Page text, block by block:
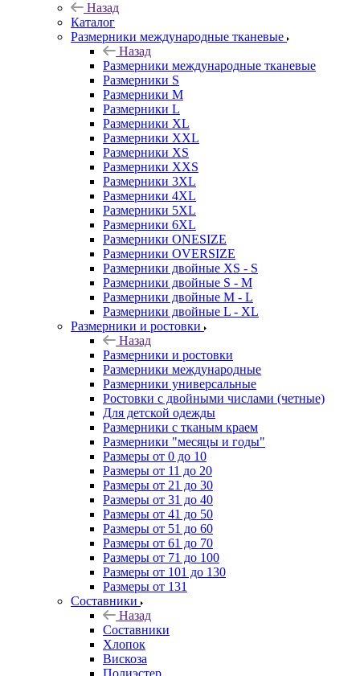
Назад
Каталог
Размерники международные тканевые
Назад
Размерники международные тканевые
Размерники S
Размерники M
Размерники L
Размерники XL
Размерники XXL
Размерники XS
Размерники XXS
Размерники 3XL
Размерники 4XL
Размерники 5XL
Размерники 6XL
Размерники ONESIZE
Размерники OVERSIZE
Размерники двойные XS - S
Размерники двойные S - M
Размерники двойные M - L
Размерники двойные L - XL
Размерники и ростовки
Назад
Размерники и ростовки
Размерники международные
Размерники универсальные
Ростовки с двойными числами (четные)
Для детской одежды
Размерники с тканым краем
Размерники "месяцы и годы"
Размеры от 0 до 10
Размеры от 11 до 20
Размеры от 21 до 30
Размеры от 31 до 40
Размеры от 41 до 50
Размеры от 51 до 60
Размеры от 61 до 70
Размеры от 71 до 100
Размеры от 101 до 130
Размеры от 131
Составники
Назад
Составники
Хлопок
Вискоза
Полиэстер